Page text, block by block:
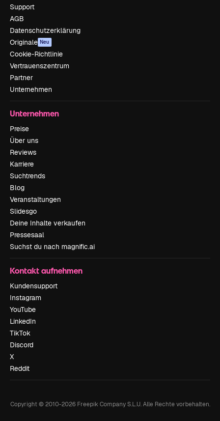
Support
AGB
Datenschutzerklärung
Originale Neu
Cookie-Richtlinie
Vertrauenszentrum
Partner
Unternehmen
Unternehmen
Preise
Über uns
Reviews
Karriere
Suchtrends
Blog
Veranstaltungen
Slidesgo
Deine Inhalte verkaufen
Pressesaal
Suchst du nach magnific.ai
Kontakt aufnehmen
Kundensupport
Instagram
YouTube
LinkedIn
TikTok
Discord
X
Reddit
Copyright © 2010-2026Freepik Company S.L.U. Alle Rechte vorbehalten.